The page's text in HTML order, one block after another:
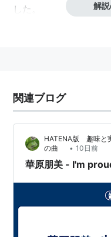
した。
愛称：朋ちゃん
生年月日：1974年8
身長：156cm
出身地：東京都
事務所：アバンギ
解
関連ブログ
HATENA版 趣味と
の曲
• 10日前
華原朋美 - I'm